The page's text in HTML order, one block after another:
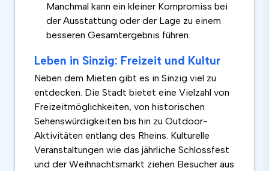
Manchmal kann ein kleiner Kompromiss bei
der Ausstattung oder der Lage zu einem
besseren Gesamtergebnis führen.
Leben in Sinzig: Freizeit und Kultur
Neben dem Mieten gibt es in Sinzig viel zu
entdecken. Die Stadt bietet eine Vielzahl von
Freizeitmöglichkeiten, von historischen
Sehenswürdigkeiten bis hin zu Outdoor-
Aktivitäten entlang des Rheins. Kulturelle
Veranstaltungen wie das jährliche Schlossfest
und der Weihnachtsmarkt ziehen Besucher aus